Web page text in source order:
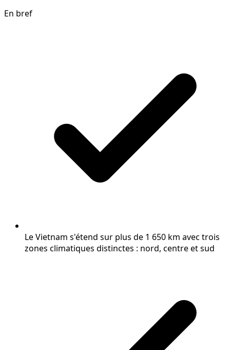
En bref
Le Vietnam s'étend sur plus de 1 650 km avec trois
zones climatiques distinctes : nord, centre et sud